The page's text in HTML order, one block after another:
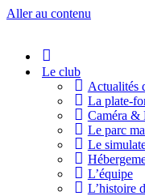
Aller au contenu
Le club
Actualités
La plate-
Caméra &
Le parc
Le
L’équipe
L’histoire